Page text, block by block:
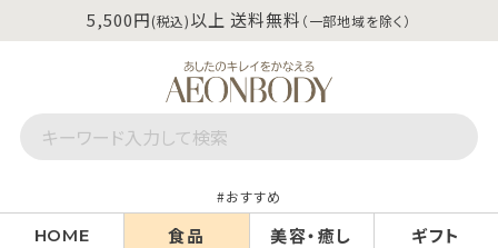
5,500円(税込)以上 送料無料 （一部地域を除く）
おすすめ
HOME 食品 美容・癒し ギフト